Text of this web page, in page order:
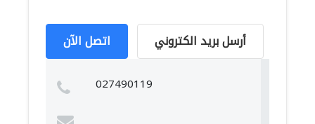
اتصل الآن أرسل بريد الكتروني
027490119